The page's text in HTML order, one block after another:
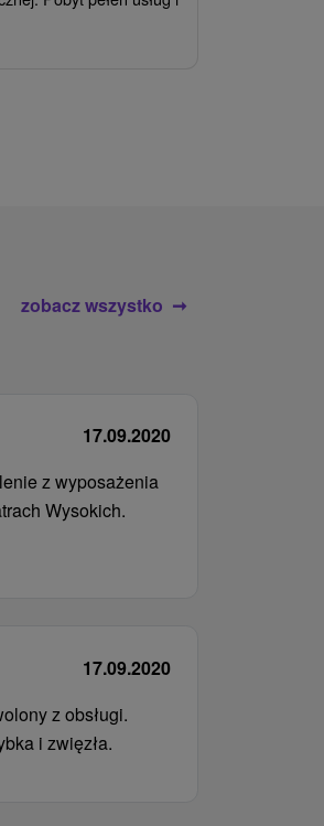
zobacz wszystko
17.09.2020
z wyposażenia
Wysokich.
17.09.2020
z obsługi.
i zwięzła.